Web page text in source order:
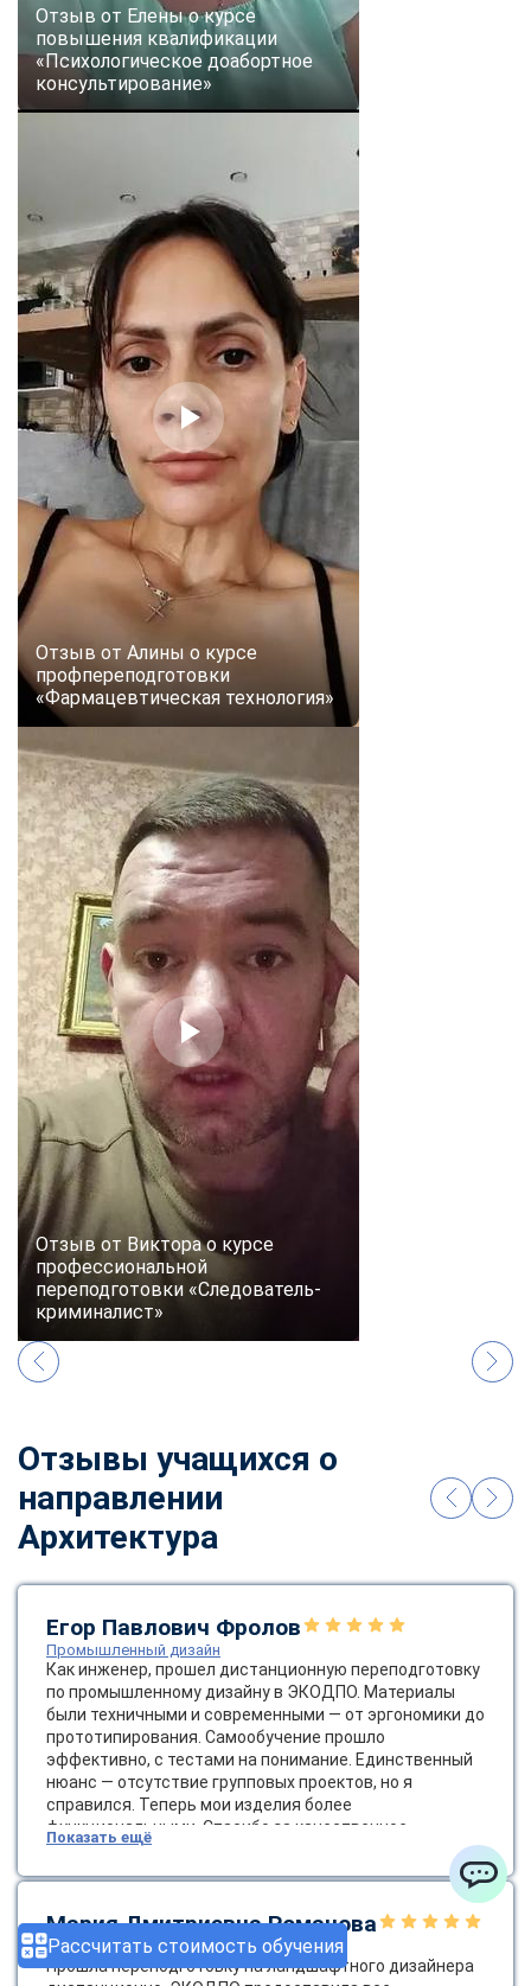
Рассчитать стоимость обучения
Отзыв от Елены о курсе
повышения квалификации
«Психологическое доабортное
консультирование»
Отзыв от Алины о курсе
профпереподготовки
«Фармацевтическая технология»
Отзыв от Виктора о курсе
профессиональной
переподготовки «Следователь-
криминалист»
Отзывы учащихся о
направлении
Архитектура
Егор Павлович Фролов
Промышленный дизайн
Как инженер, прошел дистанционную переподготовку
по промышленному дизайну в ЭКОДПО. Материалы
были техничными и современными — от эргономики до
прототипирования. Самообучение прошло
эффективно, с тестами на понимание. Единственный
нюанс — отсутствие групповых проектов, но я
справился. Теперь мои изделия более
функциональными. Спасибо за качественное
образование! Было бы круто ввести групповые
онлайн-проекты.
Показать ещё
Мария Дмитриевна Романова
Ландшафтный дизайнер
Прошла переподготовку на ландшафтного дизайнера
ChatApp
online
Мессенджеры
Свяжитесь с нами через любой удобный мессенджер!
Telegram WhatsApp
Vkontakte
Max